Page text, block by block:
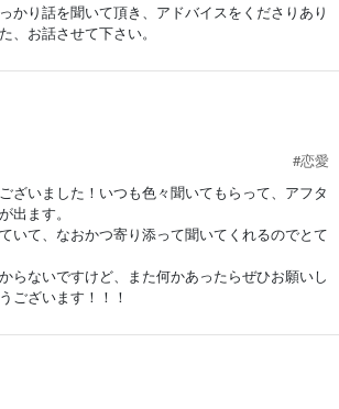
かり話を聞いて頂き、アドバイスをくださりあり
、お話させて下さい。
#恋愛
ざいました！いつも色々聞いてもらって、アフタ
出ます。
いて、なおかつ寄り添って聞いてくれるのでとて
らないですけど、また何かあったらぜひお願いし
ございます！！！